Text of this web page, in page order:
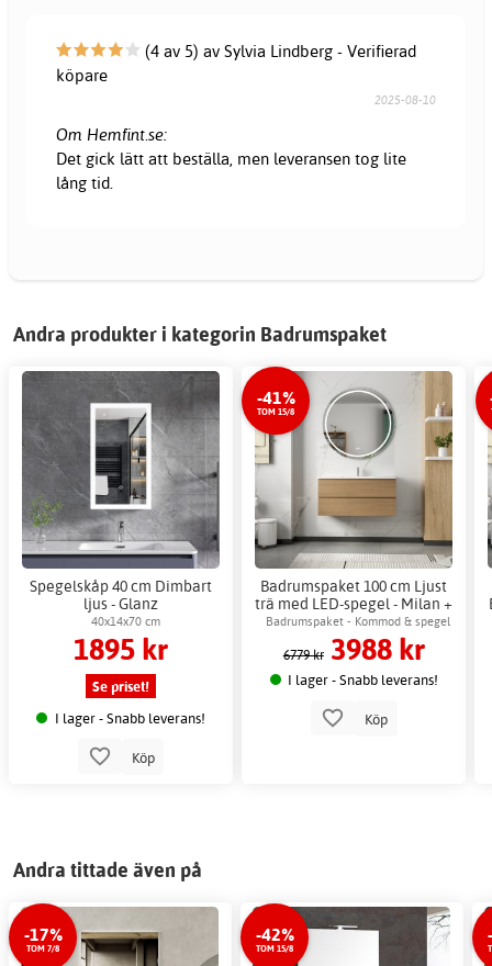
(4 av 5) av Sylvia Lindberg - Verifierad
köpare
2025-08-10
Om Hemfint.se:
Det gick lätt att beställa, men leveransen tog lite
lång tid.
Andra produkter i kategorin Badrumspaket
Spegelskåp 40 cm Dimbart
ljus - Glanz
40x14x70 cm
1895 kr
Se priset!
I lager - Snabb leverans!
Köp
-41%
TOM 15/8
Badrumspaket 100 cm Ljust
trä med LED-spegel - Milan +
Toalettpappershållare
Badrumspaket - Kommod & spegel
med LED-belysning
6779 kr 3988 kr
I lager - Snabb leverans!
Köp
Andra tittade även på
-17%
TOM 7/8
-42%
TOM 15/8